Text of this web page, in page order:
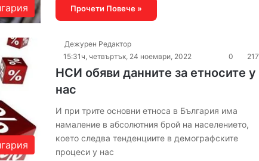
Прочети Повече »
Дежурен Редактор
15:31ч, четвъртък, 24 ноември, 2022
0 217
НСИ обяви данните за етносите у
нас
И при трите основни етноса в България има
намаление в абсолютния брой на населението,
което следва тенденциите в демографските
процеси у нас